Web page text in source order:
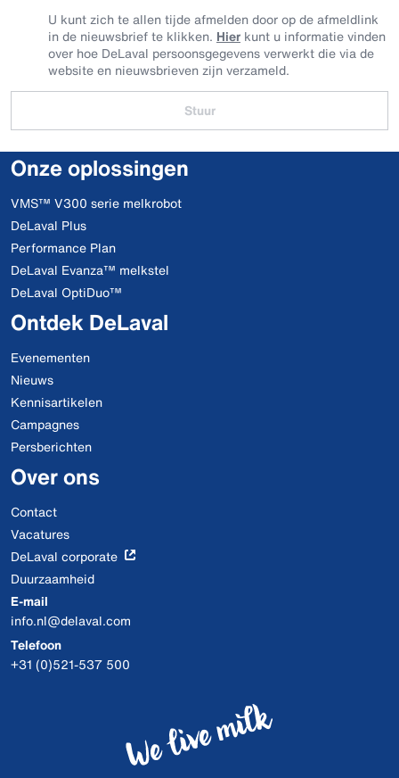
U kunt zich te allen tijde afmelden door op de afmeldlink
in de nieuwsbrief te klikken. Hier kunt u informatie vinden
over hoe DeLaval persoonsgegevens verwerkt die via de
website en nieuwsbrieven zijn verzameld.
Stuur
Onze oplossingen
VMS™ V300 serie melkrobot
DeLaval Plus
Performance Plan
DeLaval Evanza™ melkstel
DeLaval OptiDuo™
Ontdek DeLaval
Evenementen
Nieuws
Kennisartikelen
Campagnes
Persberichten
Over ons
Contact
Vacatures
DeLaval corporate
Duurzaamheid
E-mail
info.nl@delaval.com
Telefoon
+31 (0)521-537 500